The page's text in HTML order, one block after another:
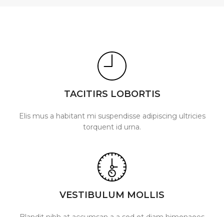
TACITIRS LOBORTIS
Elis mus a habitant mi suspendisse adipiscing ultricies
torquent id urna.
VESTIBULUM MOLLIS